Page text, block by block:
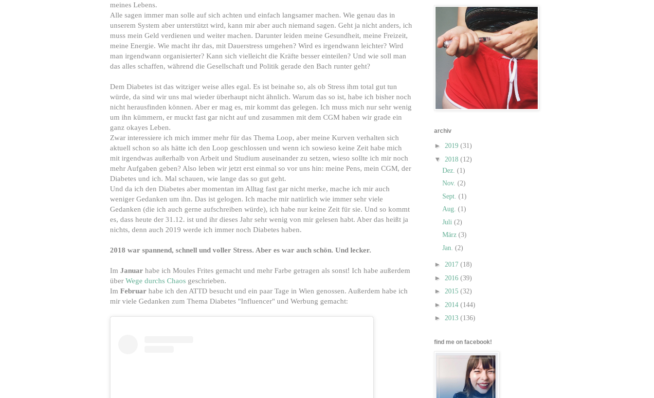
meines Lebens.
Alle sagen immer man solle auf sich achten und einfach langsamer machen. Wie genau das in
unserem System aber unterstützt wird, kann mir aber auch niemand sagen. Geht ja nicht anders, ich
muss mein Geld verdienen und weiter machen. Darunter leiden meine Gesundheit, meine Freizeit,
meine Energie. Wie macht ihr das, mit Dauerstress umgehen? Wird es irgendwann leichter? Wird
man irgendwann organisierter? Kann sich vielleicht die Kräfte besser einteilen? Und wie soll man
das alles schaffen, während die Gesellschaft und Politik gerade den Bach runter geht?
Dem Diabetes ist das witziger weise alles egal. Es ist beinahe so, als ob Stress ihm total gut tun
würde, da sind wir uns mal wieder überhaupt nicht ähnlich. Warum das so ist, habe ich bisher noch
nicht herausfinden können. Aber er mag es, mir kommt das gelegen. Ich muss mich nur sehr wenig
um ihn kümmern, er muckt fast gar nicht auf und zusammen mit dem CGM haben wir grade ein
ganz okayes Leben.
Zwar interessiere ich mich immer mehr für das Thema Loop, aber meine Kurven verhalten sich
aktuell schon so als hätte ich den Loop geschlossen und wenn ich sowieso keine Zeit habe mich
mit irgendwas außerhalb von Arbeit und Studium auseinander zu setzen, wieso sollte ich mir noch
mehr Aufgaben geben? Also leben wir jetzt erst einmal so vor uns hin: meine Pens, mein CGM, der
Diabetes und ich. Mal schauen, wie lange das so gut geht.
Und da ich den Diabetes aber momentan im Alltag fast gar nicht merke, mache ich mir auch
weniger Gedanken um ihn. Das ist gelogen. Ich mache mir natürlich wie immer sehr viele
Gedanken (die ich auch gerne aufschreiben würde), ich habe nur keine Zeit für sie. Und so kommt
es, dass heute der 31.12. ist und ihr dieses Jahr sehr wenig von mir gelesen habt. Aber das heißt ja
nichts, denn auch 2019 werde ich immer noch Diabetes haben.
2018 war spannend, schnell und voller Stress. Aber es war auch schön. Und lecker.
Im Januar habe ich Moules Frites gemacht und mehr Farbe getragen als sonst! Ich habe außerdem
über Wege durchs Chaos geschrieben.
Im Februar habe ich den ATTD besucht und ein paar Tage in Wien genossen. Außerdem habe ich
mir viele Gedanken zum Thema Diabetes "Influencer" und Werbung gemacht:
archiv
► 2019 (31)
▼ 2018 (12)
Dez. (1)
Nov. (2)
Sept. (1)
Aug. (1)
Juli (2)
März (3)
Jan. (2)
► 2017 (18)
► 2016 (39)
► 2015 (32)
► 2014 (144)
► 2013 (136)
find me on facebook!